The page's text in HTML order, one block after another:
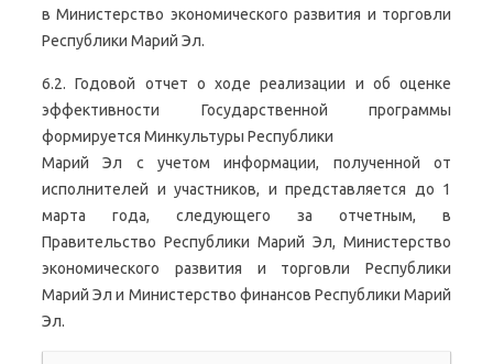
в Министерство экономического развития и торговли
Республики Марий Эл.
6.2. Годовой отчет о ходе реализации и об оценке
эффективности Государственной программы
формируется Минкультуры Республики
Марий Эл с учетом информации, полученной от
исполнителей и участников, и представляется до 1
марта года, следующего за отчетным, в
Правительство Республики Марий Эл, Министерство
экономического развития и торговли Республики
Марий Эл и Министерство финансов Республики Марий
Эл.